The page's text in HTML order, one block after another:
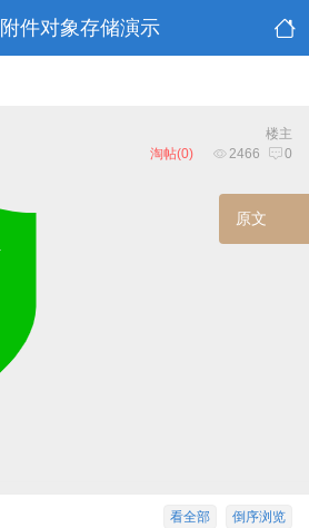
件对象存储演示
楼主
2466 0
淘帖(0)
倒序浏览
看全部
原